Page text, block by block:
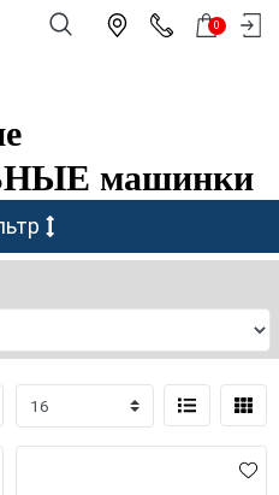
0
машинки